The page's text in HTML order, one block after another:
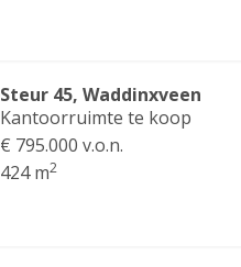
Steur 45, Waddinxveen
Kantoorruimte te koop
€ 795.000 v.o.n.
424 m2